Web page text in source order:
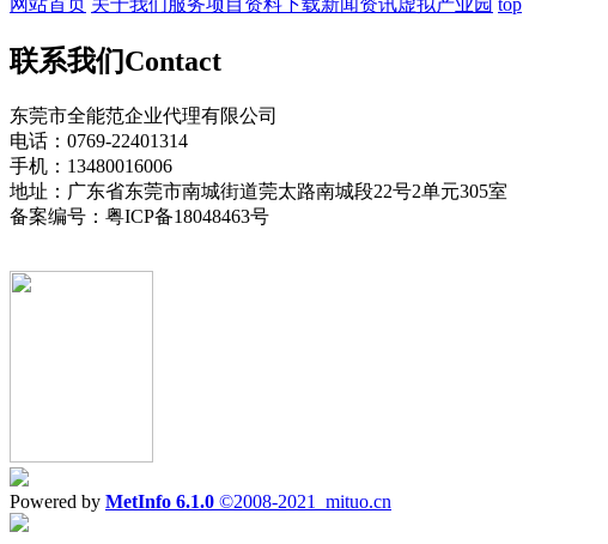
网站首页 关于我们服务项目 资料下载新闻资讯虚拟产业园 top
联系我们Contact
东莞市全能范企业代理有限公司
电话：0769-22401314
手机：13480016006
地址：广东省东莞市南城街道莞太路南城段22号2单元305室
备案编号：粤ICP备18048463号
Powered by MetInfo 6.1.0 ©2008-2021 mituo.cn